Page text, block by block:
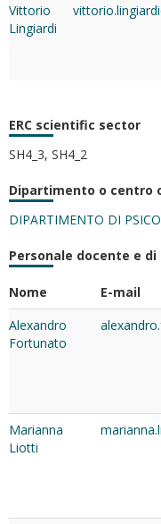
Vittorio
Lingiardi
ERC scientific sector
SH4_3, SH4_2
Dipartimento o centro
DIPARTIMENTO DI
Personale docente e di
Nome E-mail
Alexandro
Fortunato
Marianna
Liotti